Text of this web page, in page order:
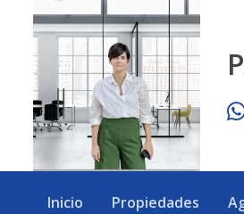
Inicio Propiedades
Apartamentos de lujo